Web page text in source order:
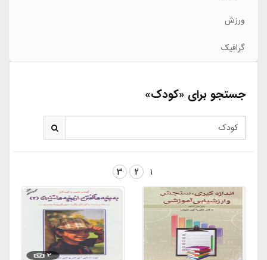
ورزش
گرافیک
جستجو برای «کودک»
1
2
3